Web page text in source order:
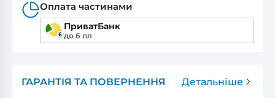
Оплата частинами
ПриватБанк
до 6 пл
ГАРАНТІЯ ТА ПОВЕРНЕННЯ Детальніше